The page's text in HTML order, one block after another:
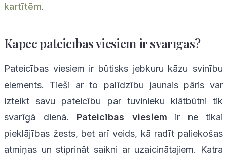
kartītēm.
Kāpēc pateicības viesiem ir svarīgas?
Pateicības viesiem ir būtisks jebkuru kāzu svinību
elements. Tieši ar to palīdzību jaunais pāris var
izteikt savu pateicību par tuvinieku klātbūtni tik
svarīgā dienā. Pateicības viesiem ir ne tikai
pieklājības žests, bet arī veids, kā radīt paliekošas
atmiņas un stiprināt saikni ar uzaicinātajiem. Katra